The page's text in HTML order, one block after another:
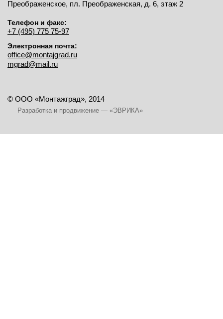
Преображенское, пл. Преображенская, д. 6, этаж 2
Телефон и факс:
+7 (495) 775 75-97
Электронная почта:
office@montajgrad.ru
mgrad@mail.ru
© ООО «Монтажград», 2014
Разработка и продвижение — «ЭВРИКА»